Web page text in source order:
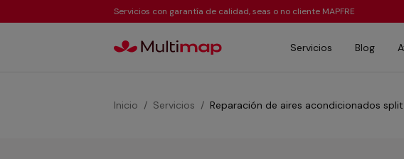
Servicios con garantía de calidad, seas o no cliente MAPFRE
Servicios Blog
Inicio Servicios Reparación de aires acondicionados split